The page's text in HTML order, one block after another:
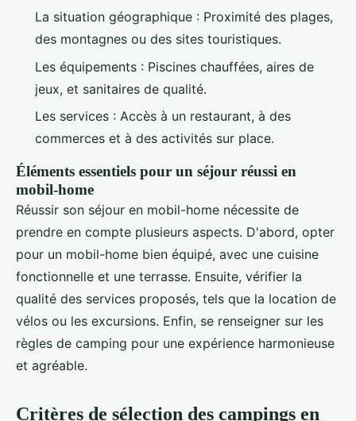
La situation géographique : Proximité des plages,
des montagnes ou des sites touristiques.
Les équipements : Piscines chauffées, aires de
jeux, et sanitaires de qualité.
Les services : Accès à un restaurant, à des
commerces et à des activités sur place.
Éléments essentiels pour un séjour réussi en
mobil-home
Réussir son séjour en mobil-home nécessite de
prendre en compte plusieurs aspects. D'abord, opter
pour un mobil-home bien équipé, avec une cuisine
fonctionnelle et une terrasse. Ensuite, vérifier la
qualité des services proposés, tels que la location de
vélos ou les excursions. Enfin, se renseigner sur les
règles de camping pour une expérience harmonieuse
et agréable.
Critères de sélection des campings en